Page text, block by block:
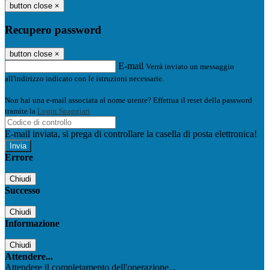
button close ×
Recupero password
button close ×
E-mail Verrà inviato un messaggio
all'indirizzo indicato con le istruzioni necessarie.
Non hai una e-mail associata al nome utente? Effettua il reset della password
tramite la Login Spaggiari
E-mail inviata, si prega di controllare la casella di posta elettronica!
Errore
Chiudi
Successo
Chiudi
Informazione
Chiudi
Attendere...
Attendere il completamento dell'operazione...